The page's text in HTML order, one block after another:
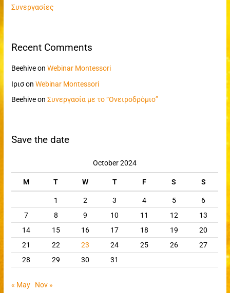
Συνεργασίες
Recent Comments
BeehiveonWebinar Montessori
ΙρισonWebinar Montessori
BeehiveonΣυνεργασία με το “Ονειροδρόμιο”
Save the date
October 2024
M T W T F S S
1 2 3 4 5
6
7
8 9 10 11 12
13
14
15 16 17 18 19
20
21
22 23 24 25 26
27
28
29 30 31
« May Nov »